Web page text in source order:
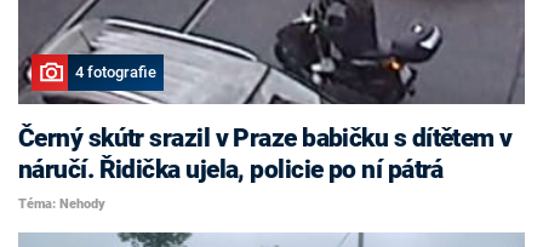
4 fotografie
Černý skútr srazil v Praze babičku s dítětem v
náručí. Řidička ujela, policie po ní pátrá
Téma: Nehody